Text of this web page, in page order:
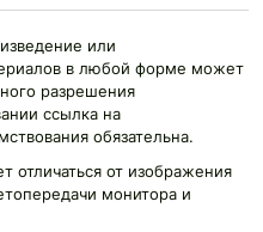
или
в любой форме может
разрешения
ссылка на
обязательна.
отличаться от изображения
монитора и